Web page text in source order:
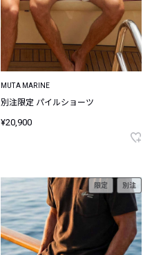
MUTA MARINE
別注限定 パイルショーツ
¥20,900
限定 別注